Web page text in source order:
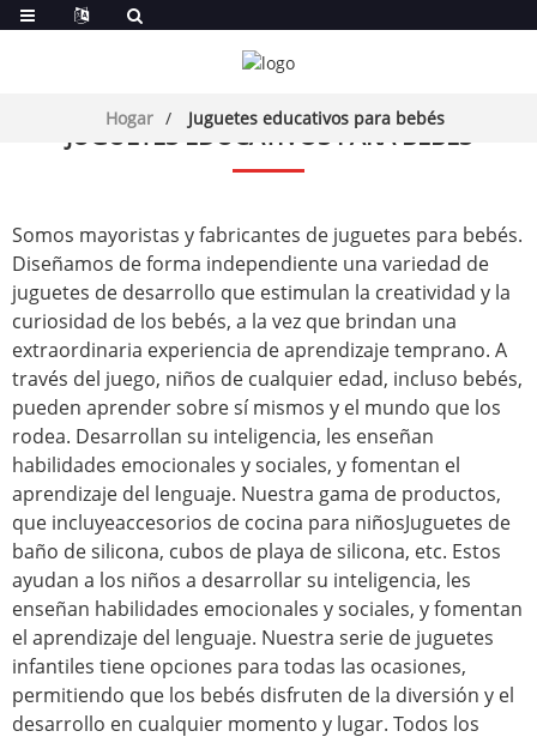
Hogar Juguetes educativos para bebés
JUGUETES EDUCATIVOS PARA BEBÉS
Somos mayoristas y fabricantes de juguetes para bebés.
Diseñamos de forma independiente una variedad de
juguetes de desarrollo que estimulan la creatividad y la
curiosidad de los bebés, a la vez que brindan una
extraordinaria experiencia de aprendizaje temprano. A
través del juego, niños de cualquier edad, incluso bebés,
pueden aprender sobre sí mismos y el mundo que los
rodea. Desarrollan su inteligencia, les enseñan
habilidades emocionales y sociales, y fomentan el
aprendizaje del lenguaje. Nuestra gama de productos,
que incluyeaccesorios de cocina para niñosJuguetes de
baño de silicona, cubos de playa de silicona, etc. Estos
ayudan a los niños a desarrollar su inteligencia, les
enseñan habilidades emocionales y sociales, y fomentan
el aprendizaje del lenguaje. Nuestra serie de juguetes
infantiles tiene opciones para todas las ocasiones,
permitiendo que los bebés disfruten de la diversión y el
desarrollo en cualquier momento y lugar. Todos los